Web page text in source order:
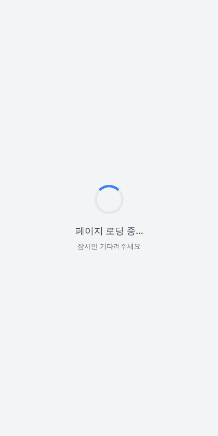
페이지 로딩 중...
잠시만 기다려주세요